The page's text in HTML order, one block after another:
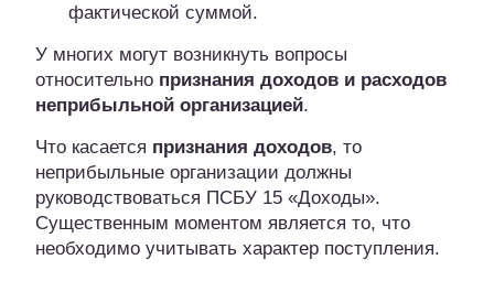
фактической суммой.
У многих могут возникнуть вопросы
относительно признания доходов и расходов
неприбыльной организацией.
Что касается признания доходов, то
неприбыльные организации должны
руководствоваться ПСБУ 15 «Доходы».
Существенным моментом является то, что
необходимо учитывать характер поступления.